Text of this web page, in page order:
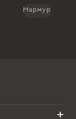
Мармур